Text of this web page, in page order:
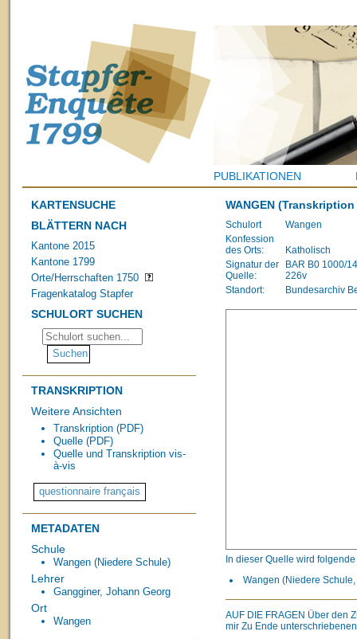
PUBLIKATIONEN
KARTENSUCHE
BLÄTTERN NACH
Kantone 2015
Kantone 1799
Orte/Herrschaften 1750
Fragenkatalog Stapfer
SCHULORT SUCHEN
TRANSKRIPTION
Weitere Ansichten
Transkription (PDF)
Quelle (PDF)
Quelle und Transkription vis-
à-vis
METADATEN
Schule
Wangen (Niedere Schule)
Lehrer
Gangginer, Johann Georg
Ort
Wangen
WANGEN (Transkription
Schulort
Wangen
Konfession
des Orts:
Katholisch
Signatur der
Quelle:
BAR B0 1000/
226v
Standort:
Bundesarchiv
In dieser Quelle wird
Wangen (Niedere
AUF DIE FRAGEN Über den
mir Zu Ende